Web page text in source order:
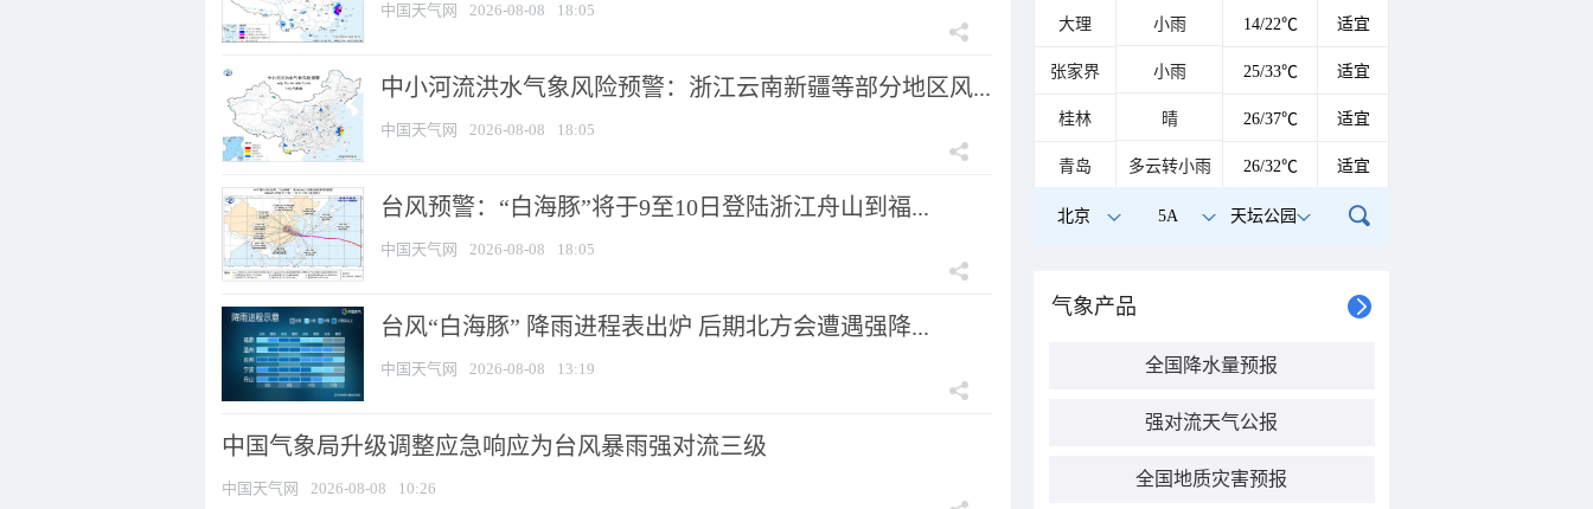
中国天气网 2026-08-08 18:05
中小河流洪水气象风险预警：浙江云南新疆等部分地区风...
中国天气网 2026-08-08 18:05
台风预警：“白海豚”将于9至10日登陆浙江舟山到福...
中国天气网 2026-08-08 18:05
台风“白海豚” 降雨进程表出炉 后期北方会遭遇强降...
中国天气网 2026-08-08 13:19
中国气象局升级调整应急响应为台风暴雨强对流三级
中国天气网 2026-08-08 10:26
大理 小雨 14/22℃ 适宜
张家界 小雨 25/33℃ 适宜
桂林 晴 26/37℃ 适宜
青岛 多云转小雨 26/32℃ 适宜
北京 5A 天坛公园
气象产品
全国降水量预报
强对流天气公报
全国地质灾害预报